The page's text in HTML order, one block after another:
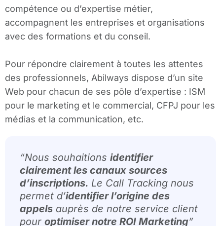
compétence ou d’expertise métier,
accompagnent les entreprises et organisations
avec des formations et du conseil.
Pour répondre clairement à toutes les attentes
des professionnels, Abilways dispose d’un site
Web pour chacun de ses pôle d’expertise : ISM
pour le marketing et le commercial, CFPJ pour les
médias et la communication, etc.
“Nous souhaitions identifier
clairement les canaux sources
d’inscriptions. Le Call Tracking nous
permet d’identifier l’origine des
appels auprès de notre service client
pour optimiser notre ROI Marketing”